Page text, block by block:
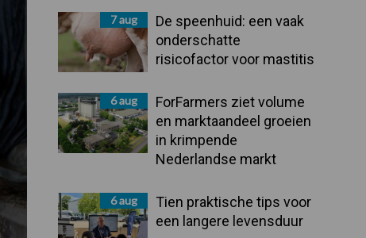
7 aug
De speenhuid: een vaak
onderschatte
risicofactor voor mastitis
6 aug
ForFarmers ziet volume
en marktaandeel groeien
in krimpende
Nederlandse markt
6 aug
Tien praktische tips voor
een langere levensduur